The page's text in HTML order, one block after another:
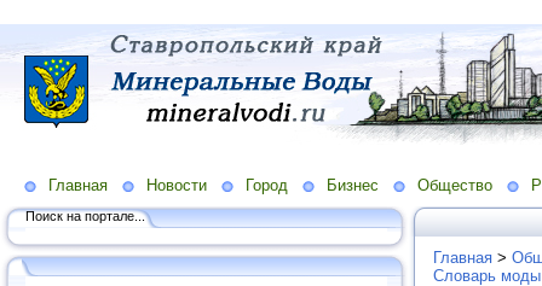
Главная Новости Город Бизнес Общество
Поиск на портале...
Главная >
Словарь